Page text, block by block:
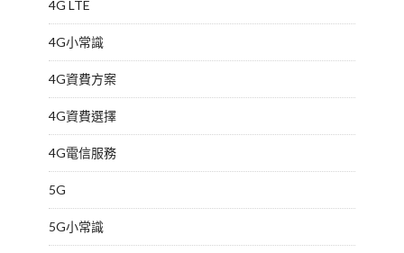
4G LTE
4G小常識
4G資費方案
4G資費選擇
4G電信服務
5G
5G小常識